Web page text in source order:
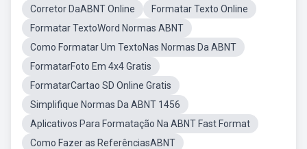
Corretor DaABNT Online
Formatar Texto Online
Formatar TextoWord Normas ABNT
Como Formatar Um TextoNas Normas Da ABNT
FormatarFoto Em 4x4 Gratis
FormatarCartao SD Online Gratis
Simplifique Normas Da ABNT 1456
Aplicativos Para Formatação Na ABNT Fast Format
Como Fazer as ReferênciasABNT